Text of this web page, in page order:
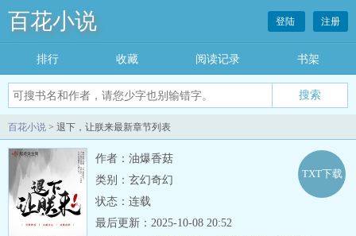
百花小说 登陆 注册
排行 收藏 阅读记录 书架
百花小说 > 退下，让朕来最新章节列表
作者：油爆香菇
类别：玄幻奇幻
状态：连载
TXT下载
最后更新：2025-10-08 20:52